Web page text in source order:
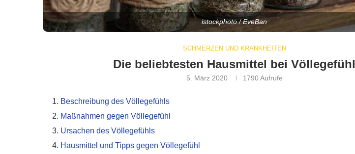
istockphoto / EveBan
SCHMERZEN UND KRANKHEITEN
Die beliebtesten Hausmittel bei Völlegefühl
5. März 2020 1790Aufrufe
Beschreibung des Völlegefühls
Maßnahmen gegen Völlegefühl
Ursachen des Völlegefühls
Hausmittel und Tipps gegen Völlegefühl